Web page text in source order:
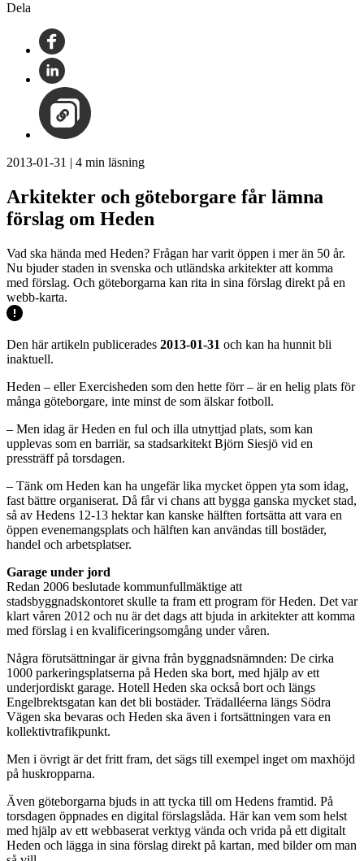
Dela
2013-01-31 | 4 min läsning
Arkitekter och göteborgare får lämna
förslag om Heden
Vad ska hända med Heden? Frågan har varit öppen i mer än 50 år.
Nu bjuder staden in svenska och utländska arkitekter att komma
med förslag. Och göteborgarna kan rita in sina förslag direkt på en
webb-karta.
Den här artikeln publicerades 2013-01-31 och kan ha hunnit bli
inaktuell.
Heden – eller Exercisheden som den hette förr – är en helig plats för
många göteborgare, inte minst de som älskar fotboll.
– Men idag är Heden en ful och illa utnyttjad plats, som kan
upplevas som en barriär, sa stadsarkitekt Björn Siesjö vid en
pressträff på torsdagen.
– Tänk om Heden kan ha ungefär lika mycket öppen yta som idag,
fast bättre organiserat. Då får vi chans att bygga ganska mycket stad,
så av Hedens 12-13 hektar kan kanske hälften fortsätta att vara en
öppen evenemangsplats och hälften kan användas till bostäder,
handel och arbetsplatser.
Garage under jord
Redan 2006 beslutade kommunfullmäktige att
stadsbyggnadskontoret skulle ta fram ett program för Heden. Det var
klart våren 2012 och nu är det dags att bjuda in arkitekter att komma
med förslag i en kvalificeringsomgång under våren.
Några förutsättningar är givna från byggnadsnämnden: De cirka
1000 parkeringsplatserna på Heden ska bort, med hjälp av ett
underjordiskt garage. Hotell Heden ska också bort och längs
Engelbrektsgatan kan det bli bostäder. Trädalléerna längs Södra
Vägen ska bevaras och Heden ska även i fortsättningen vara en
kollektivtrafikpunkt.
Men i övrigt är det fritt fram, det sägs till exempel inget om maxhöjd
på huskropparna.
Även göteborgarna bjuds in att tycka till om Hedens framtid. På
torsdagen öppnades en digital förslagslåda. Här kan vem som helst
med hjälp av ett webbaserat verktyg vända och vrida på ett digitalt
Heden och lägga in sina förslag direkt på kartan, med bilder om man